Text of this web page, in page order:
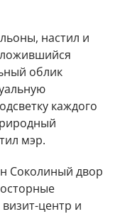
настил и
облик
каждого
мэр.
Соколиный двор
центр и